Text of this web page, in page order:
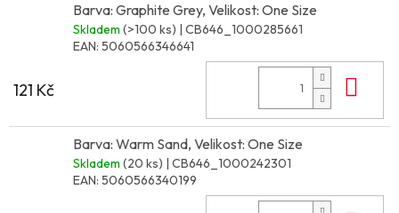
Barva: Graphite Grey, Velikost: One Size
Skladem (>100 ks) | CB646_1000285661
EAN: 5060566346641
121 Kč
Barva: Warm Sand, Velikost: One Size
Skladem (20 ks) | CB646_1000242301
EAN: 5060566340199